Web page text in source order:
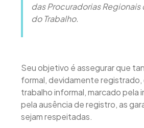
das Procuradorias Regionais
do Trabalho.
Seu objetivo é assegurar que
formal, devidamente
trabalho informal, marcado pela
pela ausência de registro, as
sejam respeitadas.